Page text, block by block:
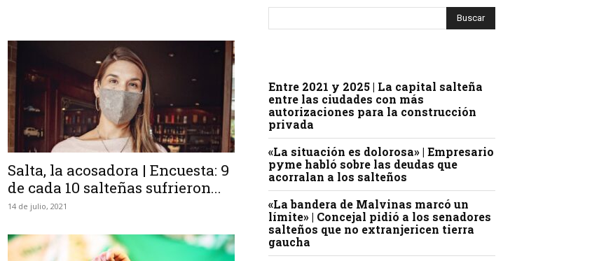
Salta, la acosadora | Encuesta: 9
de cada 10 salteñas sufrieron...
14 de julio, 2021
Entre 2021 y 2025 | La capital salteña
entre las ciudades con más
autorizaciones para la construcción
privada
«La situación es dolorosa» | Empresario
pyme habló sobre las deudas que
acorralan a los salteños
«La bandera de Malvinas marcó un
límite» | Concejal pidió a los senadores
salteños que no extranjericen tierra
gaucha